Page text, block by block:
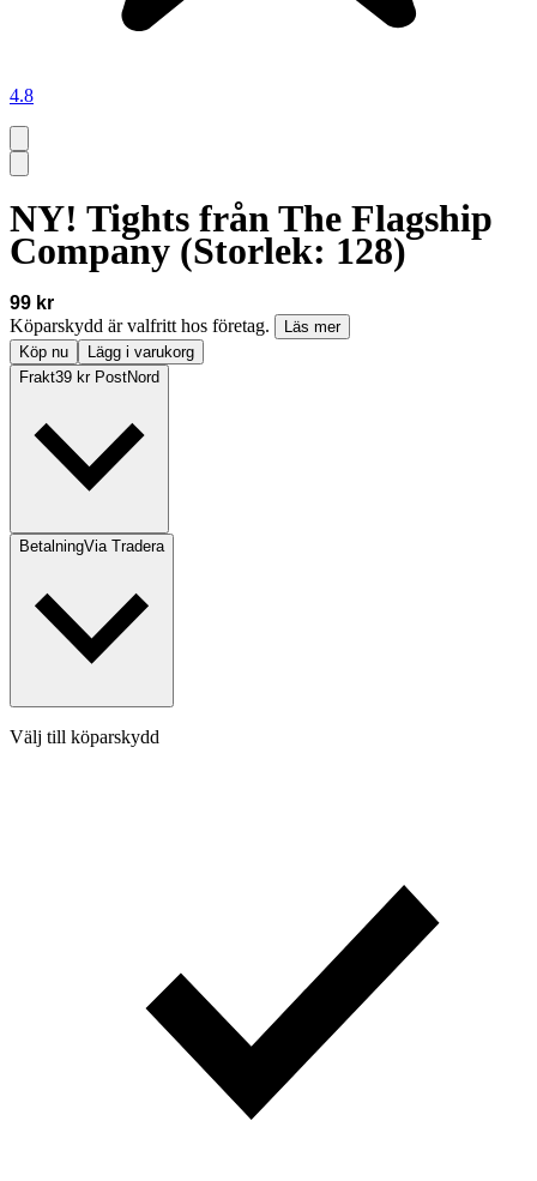
4.8
NY! Tights från The Flagship
Company (Storlek: 128)
99 kr
Köparskydd är valfritt hos företag.
Läs mer
Köp nu
Lägg i varukorg
Frakt39 kr PostNord
BetalningVia Tradera
Välj till köparskydd